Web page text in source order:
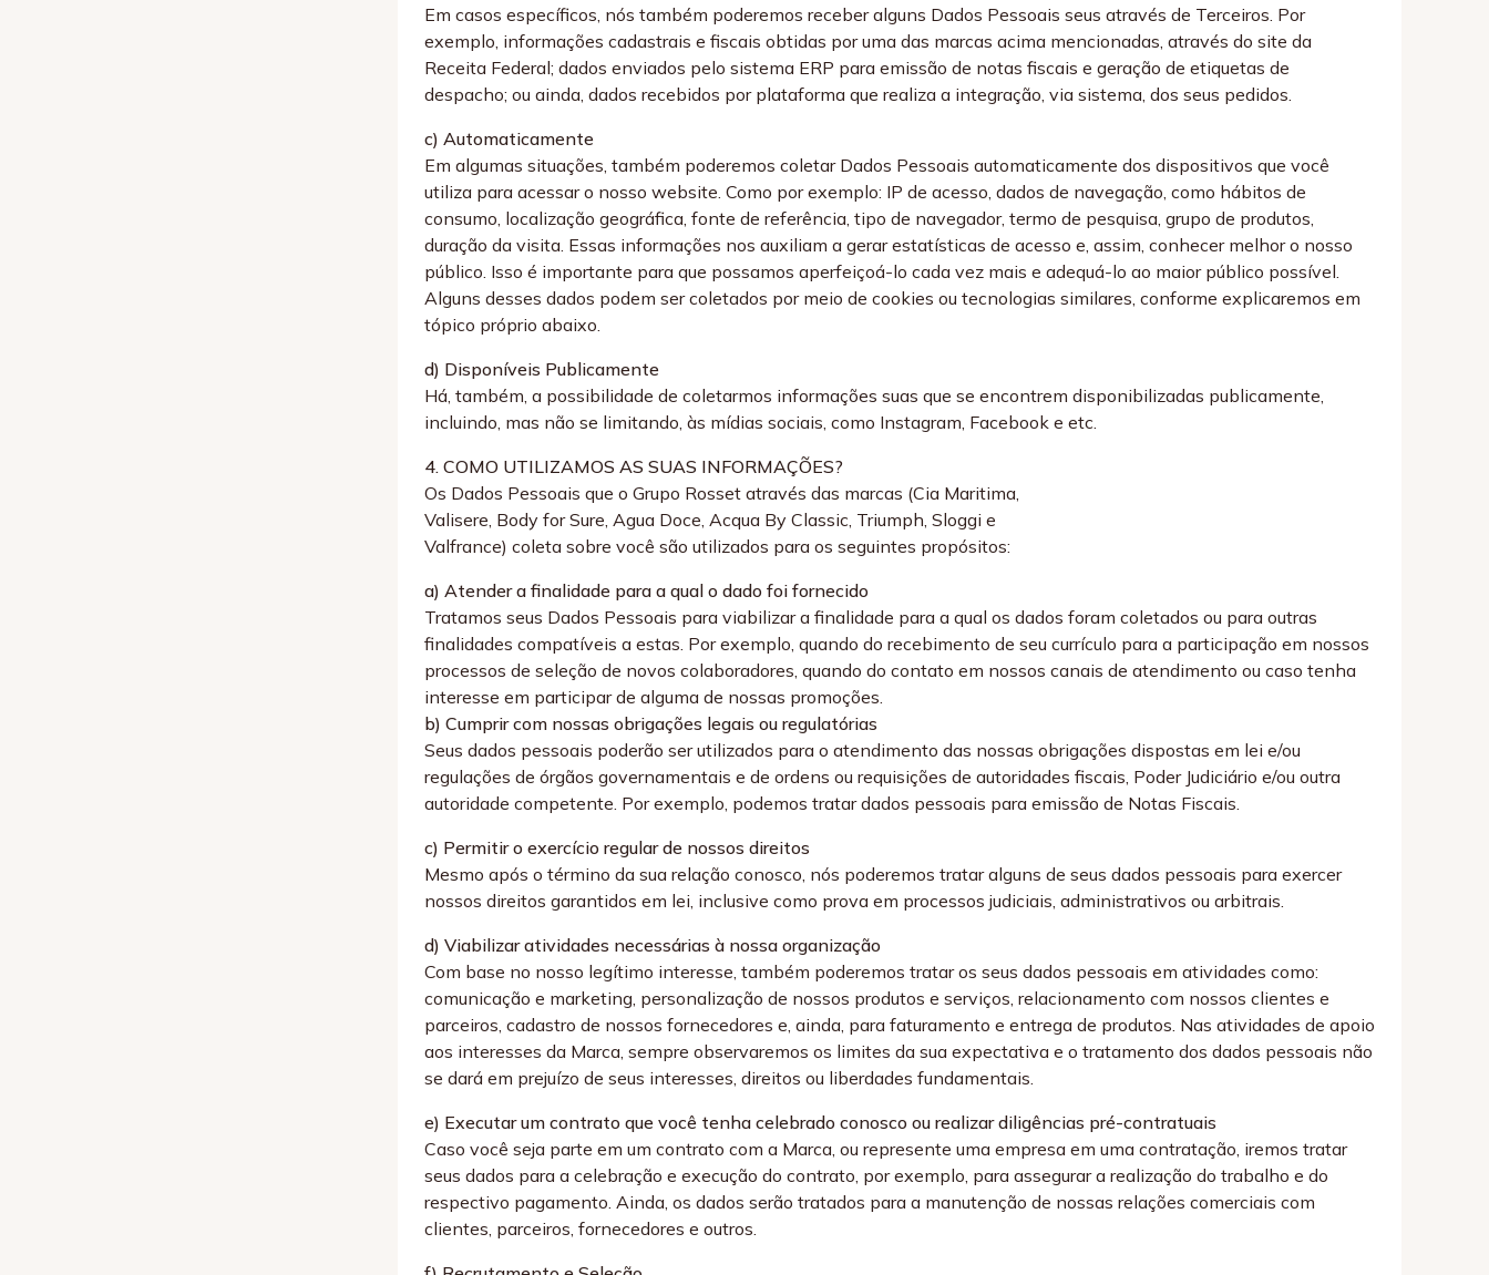
Em casos específicos, nós também poderemos receber alguns Dados Pessoais seus através de Terceiros. Por
exemplo, informações cadastrais e fiscais obtidas por uma das marcas acima mencionadas, através do site da
Receita Federal; dados enviados pelo sistema ERP para emissão de notas fiscais e geração de etiquetas de
despacho; ou ainda, dados recebidos por plataforma que realiza a integração, via sistema, dos seus pedidos.
c) Automaticamente
Em algumas situações, também poderemos coletar Dados Pessoais automaticamente dos dispositivos que você
utiliza para acessar o nosso website. Como por exemplo: IP de acesso, dados de navegação, como hábitos de
consumo, localização geográfica, fonte de referência, tipo de navegador, termo de pesquisa, grupo de produtos,
duração da visita. Essas informações nos auxiliam a gerar estatísticas de acesso e, assim, conhecer melhor o nosso
público. Isso é importante para que possamos aperfeiçoá-lo cada vez mais e adequá-lo ao maior público possível.
Alguns desses dados podem ser coletados por meio de cookies ou tecnologias similares, conforme explicaremos em
tópico próprio abaixo.
d) Disponíveis Publicamente
Há, também, a possibilidade de coletarmos informações suas que se encontrem disponibilizadas publicamente,
incluindo, mas não se limitando, às mídias sociais, como Instagram, Facebook e etc.
4. COMO UTILIZAMOS AS SUAS INFORMAÇÕES?
Os Dados Pessoais que o Grupo Rosset através das marcas (Cia Maritima,
Valisere, Body for Sure, Agua Doce, Acqua By Classic, Triumph, Sloggi e
Valfrance) coleta sobre você são utilizados para os seguintes propósitos:
a) Atender a finalidade para a qual o dado foi fornecido
Tratamos seus Dados Pessoais para viabilizar a finalidade para a qual os dados foram coletados ou para outras
finalidades compatíveis a estas. Por exemplo, quando do recebimento de seu currículo para a participação em nossos
processos de seleção de novos colaboradores, quando do contato em nossos canais de atendimento ou caso tenha
interesse em participar de alguma de nossas promoções.
b) Cumprir com nossas obrigações legais ou regulatórias
Seus dados pessoais poderão ser utilizados para o atendimento das nossas obrigações dispostas em lei e/ou
regulações de órgãos governamentais e de ordens ou requisições de autoridades fiscais, Poder Judiciário e/ou outra
autoridade competente. Por exemplo, podemos tratar dados pessoais para emissão de Notas Fiscais.
c) Permitir o exercício regular de nossos direitos
Mesmo após o término da sua relação conosco, nós poderemos tratar alguns de seus dados pessoais para exercer
nossos direitos garantidos em lei, inclusive como prova em processos judiciais, administrativos ou arbitrais.
d) Viabilizar atividades necessárias à nossa organização
Com base no nosso legítimo interesse, também poderemos tratar os seus dados pessoais em atividades como:
comunicação e marketing, personalização de nossos produtos e serviços, relacionamento com nossos clientes e
parceiros, cadastro de nossos fornecedores e, ainda, para faturamento e entrega de produtos. Nas atividades de apoio
aos interesses da Marca, sempre observaremos os limites da sua expectativa e o tratamento dos dados pessoais não
se dará em prejuízo de seus interesses, direitos ou liberdades fundamentais.
e) Executar um contrato que você tenha celebrado conosco ou realizar diligências pré-contratuais
Caso você seja parte em um contrato com a Marca, ou represente uma empresa em uma contratação, iremos tratar
seus dados para a celebração e execução do contrato, por exemplo, para assegurar a realização do trabalho e do
respectivo pagamento. Ainda, os dados serão tratados para a manutenção de nossas relações comerciais com
clientes, parceiros, fornecedores e outros.